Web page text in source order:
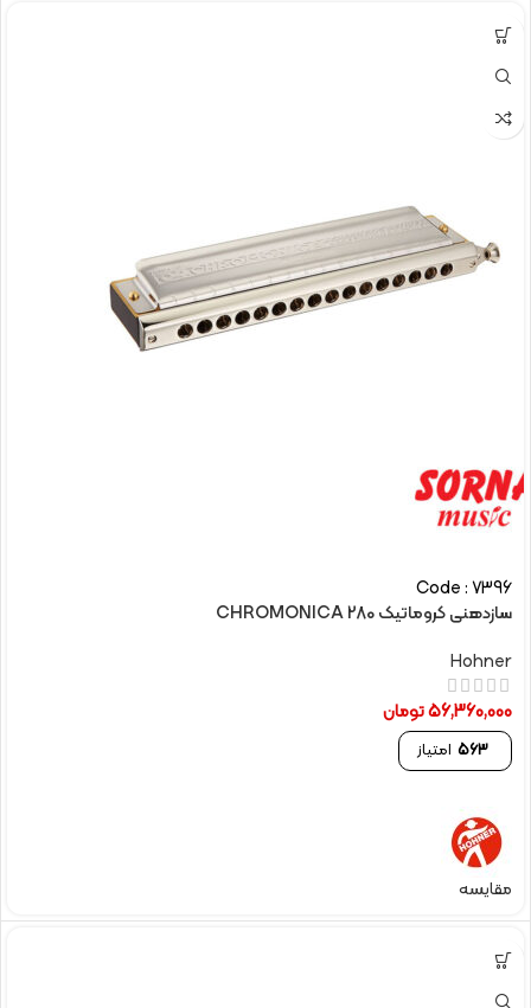
Code : 7396
سازدهنی کروماتیک CHROMONICA 280
Hohner
56,360,000تومان
563 امتیاز
مقایسه